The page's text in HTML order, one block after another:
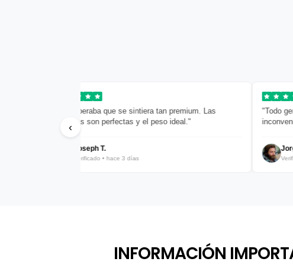
‹
"Todo genial, servicio excelente. El único
inconveniente es la espera, pero vale la pena."
Jorge Bautista
Verificado • hace 5 días
INFORMACIÓN